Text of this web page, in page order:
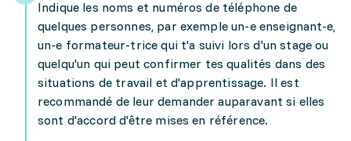
Indique les noms et numéros de téléphone de
quelques personnes, par exemple un-e enseignant-e,
un-e formateur-trice qui t'a suivi lors d'un stage ou
quelqu'un qui peut confirmer tes qualités dans des
situations de travail et d'apprentissage. Il est
recommandé de leur demander auparavant si elles
sont d'accord d'être mises en référence.